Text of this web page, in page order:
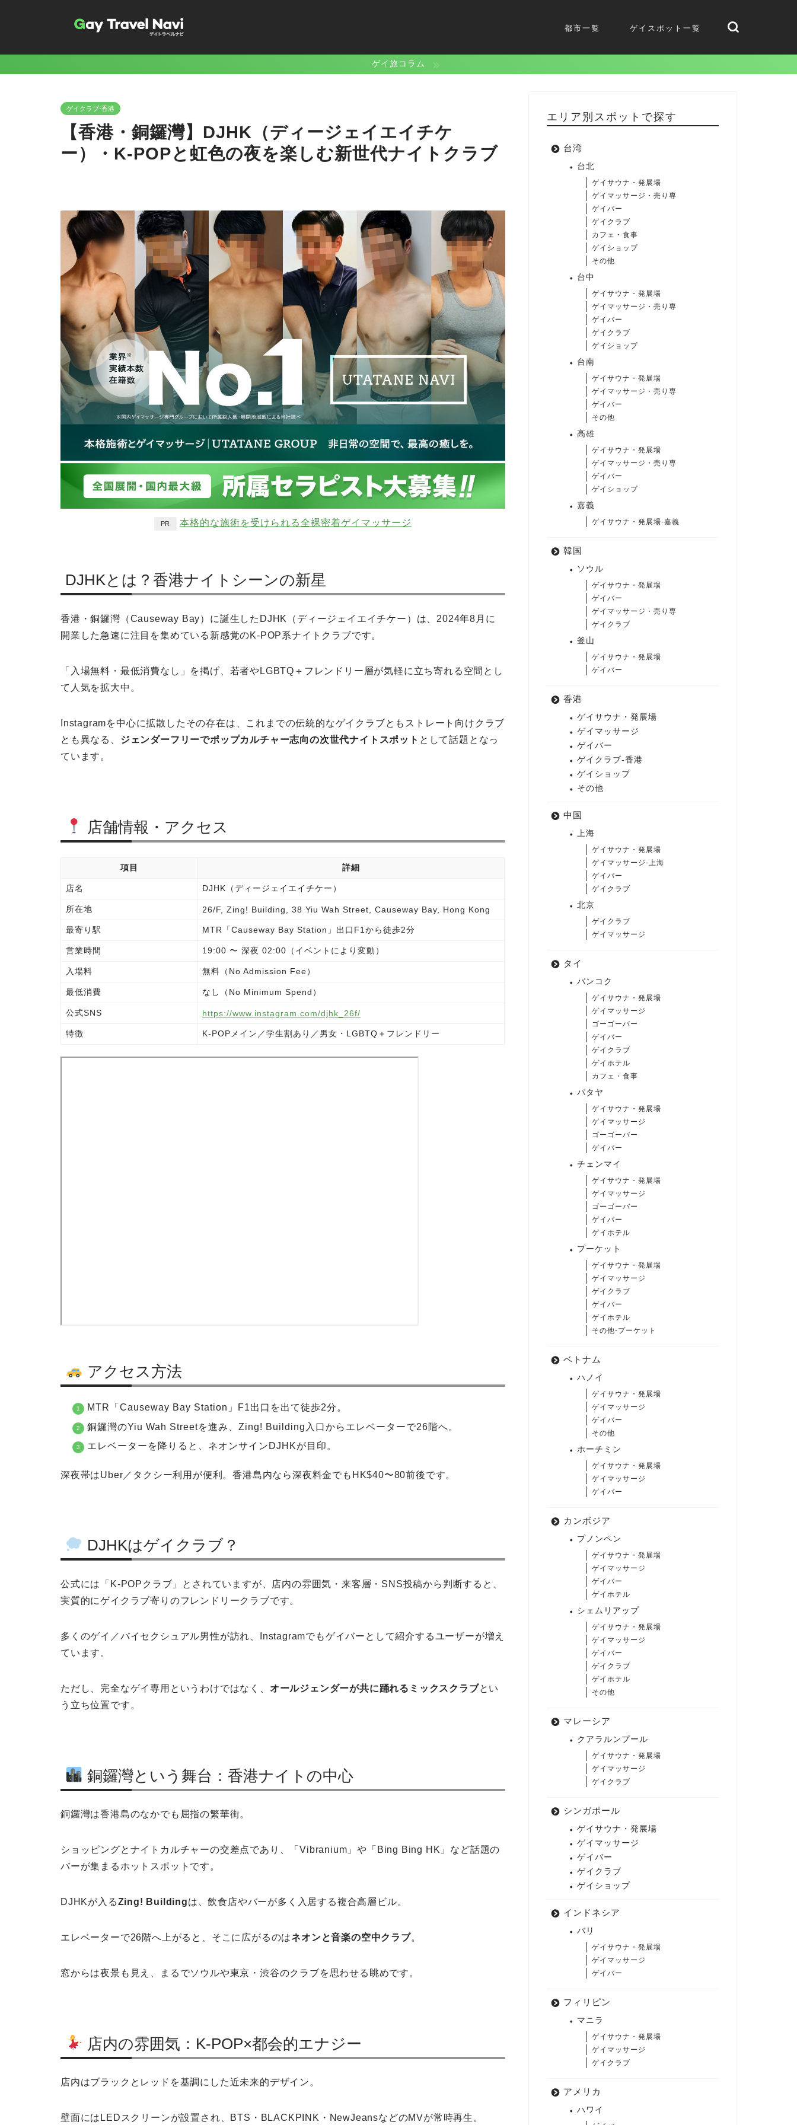
都市一覧 ゲイスポット一覧
ゲイ旅コラム
ゲイクラブ-香港
【香港・銅鑼灣】DJHK（ディージェイエイチケ
ー）・K-POPと虹色の夜を楽しむ新世代ナイトクラブ
PR 本格的な施術を受けられる全裸密着ゲイマッサージ
DJHKとは？香港ナイトシーンの新星
香港・銅鑼灣（Causeway Bay）に誕生したDJHK（ディージェイエイチケー）は、2024年8月に
開業した急速に注目を集めている新感覚のK-POP系ナイトクラブです。
「入場無料・最低消費なし」を掲げ、若者やLGBTQ＋フレンドリー層が気軽に立ち寄れる空間とし
て人気を拡大中。
Instagramを中心に拡散したその存在は、これまでの伝統的なゲイクラブともストレート向けクラブ
とも異なる、 ジェンダーフリーでポップカルチャー志向の次世代ナイトスポット として話題となっ
ています。
店舗情報・アクセス
項目 詳細
店名 DJHK（ディージェイエイチケー）
所在地 26/F, Zing! Building, 38 Yiu Wah Street, Causeway Bay, Hong Kong
最寄り駅 MTR「Causeway Bay Station」出口F1から徒歩2分
営業時間 19:00 〜 深夜 02:00（イベントにより変動）
入場料 無料（No Admission Fee）
最低消費 なし（No Minimum Spend）
公式SNS https://www.instagram.com/djhk_26f/
特徴 K-POPメイン／学生割あり／男女・LGBTQ＋フレンドリー
アクセス方法
MTR「Causeway Bay Station」F1出口を出て徒歩2分。
銅鑼灣のYiu Wah Streetを進み、Zing! Building入口からエレベーターで26階へ。
エレベーターを降りると、ネオンサインDJHKが目印。
深夜帯はUber／タクシー利用が便利。香港島内なら深夜料金でもHK$40〜80前後です。
DJHKはゲイクラブ？
公式には「K-POPクラブ」とされていますが、店内の雰囲気・来客層・SNS投稿から判断すると、
実質的にゲイクラブ寄りのフレンドリークラブです。
多くのゲイ／バイセクシュアル男性が訪れ、Instagramでもゲイバーとして紹介するユーザーが増え
ています。
ただし、完全なゲイ専用というわけではなく、 オールジェンダーが共に踊れるミックスクラブとい
う立ち位置です。
銅鑼灣という舞台：香港ナイトの中心
銅鑼灣は香港島のなかでも屈指の繁華街。
ショッピングとナイトカルチャーの交差点であり、「Vibranium」や「Bing Bing HK」など話題の
バーが集まるホットスポットです。
DJHKが入るZing! Buildingは、飲食店やバーが多く入居する複合高層ビル。
エレベーターで26階へ上がると、そこに広がるのはネオンと音楽の空中クラブ。
窓からは夜景も見え、まるでソウルや東京・渋谷のクラブを思わせる眺めです。
店内の雰囲気：K-POP×都会的エナジー
店内はブラックとレッドを基調にした近未来的デザイン。
壁面にはLEDスクリーンが設置され、BTS・BLACKPINK・NewJeansなどのMVが常時再生。
エリア別スポットで探す
台湾
台北
ゲイサウナ・発展場
ゲイマッサージ・売り専
ゲイバー
ゲイクラブ
カフェ・食事
ゲイショップ
その他
台中
ゲイサウナ・発展場
ゲイマッサージ・売り専
ゲイバー
ゲイクラブ
ゲイショップ
台南
ゲイサウナ・発展場
ゲイマッサージ・売り専
ゲイバー
その他
高雄
ゲイサウナ・発展場
ゲイマッサージ・売り専
ゲイバー
ゲイショップ
嘉義
ゲイサウナ・発展場-嘉義
韓国
ソウル
ゲイサウナ・発展場
ゲイバー
ゲイマッサージ・売り専
ゲイクラブ
釜山
ゲイサウナ・発展場
ゲイバー
香港
ゲイサウナ・発展場
ゲイマッサージ
ゲイバー
ゲイクラブ-香港
ゲイショップ
その他
中国
上海
ゲイサウナ・発展場
ゲイマッサージ-上海
ゲイバー
ゲイクラブ
北京
ゲイクラブ
ゲイマッサージ
タイ
バンコク
ゲイサウナ・発展場
ゲイマッサージ
ゴーゴーバー
ゲイバー
ゲイクラブ
ゲイホテル
カフェ・食事
パタヤ
ゲイサウナ・発展場
ゲイマッサージ
ゴーゴーバー
ゲイバー
チェンマイ
ゲイサウナ・発展場
ゲイマッサージ
ゴーゴーバー
ゲイバー
ゲイホテル
プーケット
ゲイサウナ・発展場
ゲイマッサージ
ゲイクラブ
ゲイバー
ゲイホテル
その他-プーケット
ベトナム
ハノイ
ゲイサウナ・発展場
ゲイマッサージ
ゲイバー
その他
ホーチミン
ゲイサウナ・発展場
ゲイマッサージ
ゲイバー
カンボジア
プノンペン
ゲイサウナ・発展場
ゲイマッサージ
ゲイバー
ゲイホテル
シェムリアップ
ゲイサウナ・発展場
ゲイマッサージ
ゲイバー
ゲイクラブ
ゲイホテル
その他
マレーシア
クアラルンプール
ゲイサウナ・発展場
ゲイマッサージ
ゲイクラブ
シンガポール
ゲイサウナ・発展場
ゲイマッサージ
ゲイバー
ゲイクラブ
ゲイショップ
インドネシア
バリ
ゲイサウナ・発展場
ゲイマッサージ
ゲイバー
フィリピン
マニラ
ゲイサウナ・発展場
ゲイマッサージ
ゲイクラブ
アメリカ
ハワイ